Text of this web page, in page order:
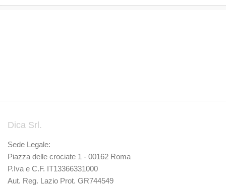
Dica Srl.
Sede Legale:
Piazza delle crociate 1 - 00162 Roma
P.Iva e C.F. IT13366331000
Aut. Reg. Lazio Prot. GR744549